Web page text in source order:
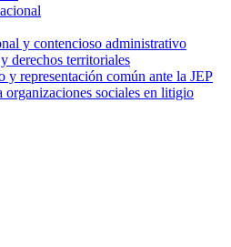
y contencioso administrativo
derechos territoriales
y representación común ante la JEP
organizaciones sociales en litigio